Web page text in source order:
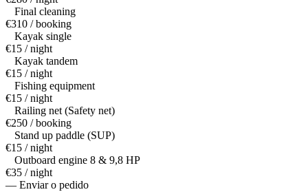
Final cleaning
€310 / booking
Kayak single
€15 / night
Kayak tandem
€15 / night
Fishing equipment
€15 / night
Railing net (Safety net)
€250 / booking
Stand up paddle (SUP)
€15 / night
Outboard engine 8 & 9,8 HP
€35 / night
— Enviar o pedido